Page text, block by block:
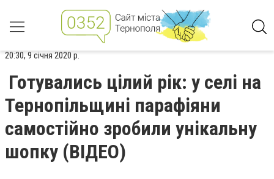
20:30, 9 січня 2020 р.
Готувались цілий рік: у селі на
Тернопільщині парафіяни
самостійно зробили унікальну
шопку (ВІДЕО)